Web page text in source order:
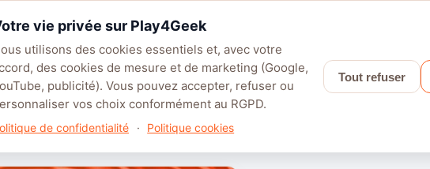
OF LEGENDS BATTLEFIELD 6 PALWORLD APEX LEGENDS SAROS
Rouge Feu – Switch
vie privée sur Play4Geek
utilisons des cookies essentiels et, avec votre
des cookies de mesure et de marketing (Google,
publicité). Vous pouvez accepter, refuser ou
vos choix conformément au RGPD.
de confidentialité · Politique cookies
Tout refuser